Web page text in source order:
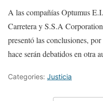
A las compañías Optumus
Carretera y S.S.A
presentó las conclusiones,
hace serán debatidos en otra
Categories: Justicia